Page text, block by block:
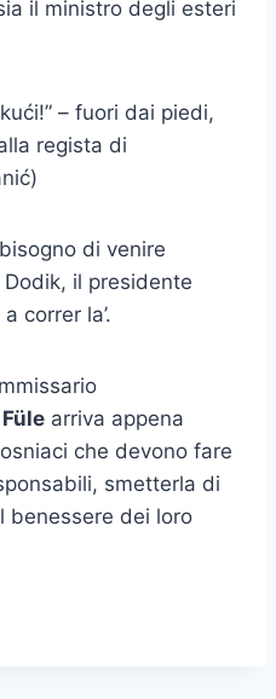
il ministro degli esteri
– fuori dai piedi,
regista di
di venire
Dodik, il presidente
correr la’.
arriva appena
che devono fare
smetterla di
benessere dei loro